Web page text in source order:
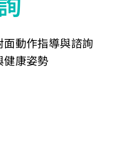
動作指導與諮詢
健康姿勢​